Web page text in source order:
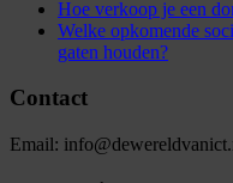
Hoe verkoop je een
Welke opkomende
gaten houden?
Contact
Email: